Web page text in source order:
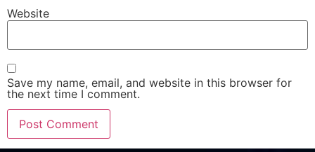
Website
Save my name, email, and website in this browser for
the next time I comment.